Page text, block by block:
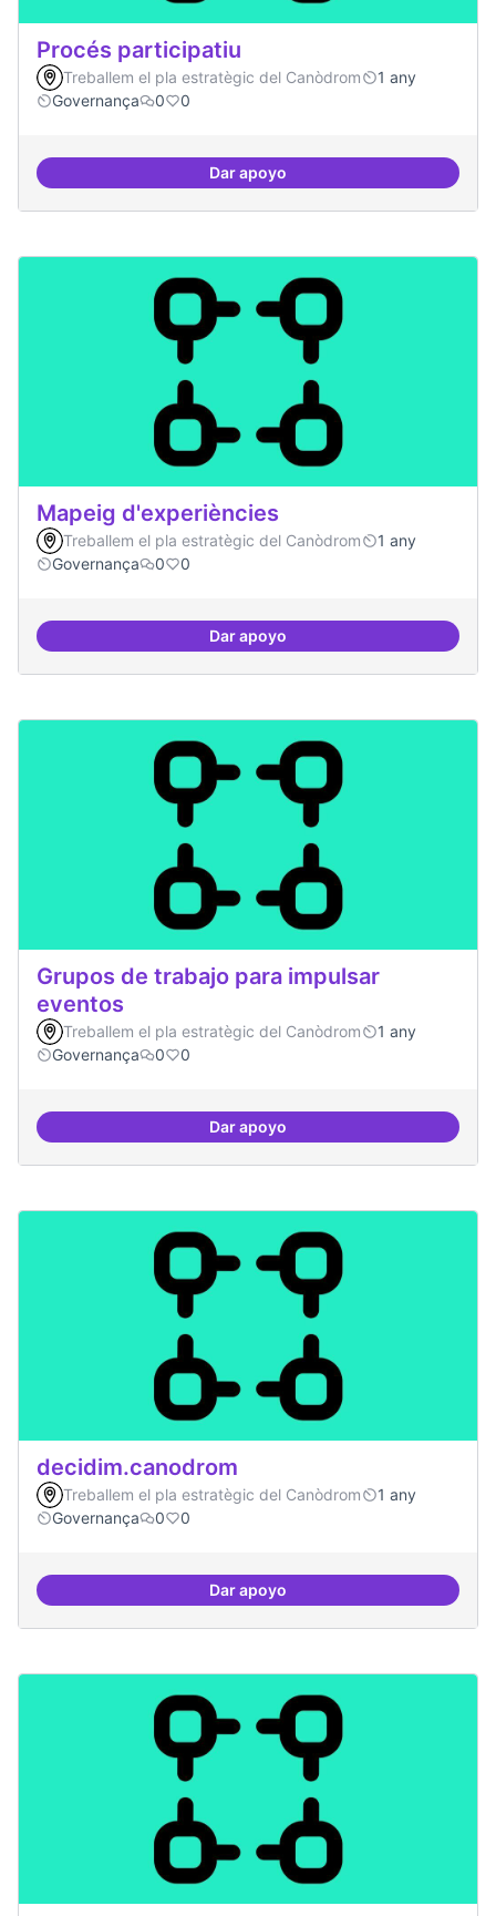
Procés participatiu
Treballem el pla estratègic del Canòdrom
1 any
Governança
0 0
Dar apoyoProcés participatiu
Mapeig d'experiències
Treballem el pla estratègic del Canòdrom
1 any
Governança
0 0
Dar apoyoMapeig d'experiències
Grupos de trabajo para impulsar
eventos
Treballem el pla estratègic del Canòdrom
1 any
Governança
0 0
Dar apoyoGrupos de trabajo para impulsar
decidim.canodrom
Treballem el pla estratègic del Canòdrom
1 any
Governança
0 0
Dar apoyodecidim.canodrom